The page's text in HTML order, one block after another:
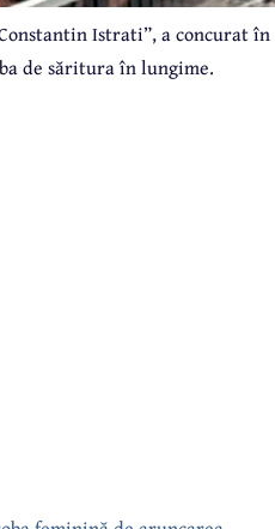
Istrati”, a concurat în
de săritura în lungime.